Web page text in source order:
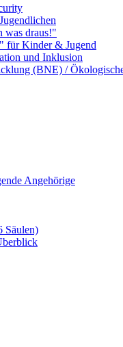
was draus!"
für Kinder & Jugend
und Inklusion
(BNE) /
Angehörige
Säulen)